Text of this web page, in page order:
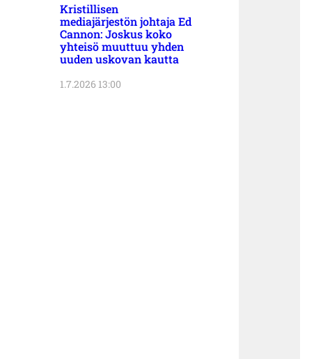
Kristillisen
mediajärjestön johtaja Ed
Cannon: Joskus koko
yhteisö muuttuu yhden
uuden uskovan kautta
1.7.2026 13:00